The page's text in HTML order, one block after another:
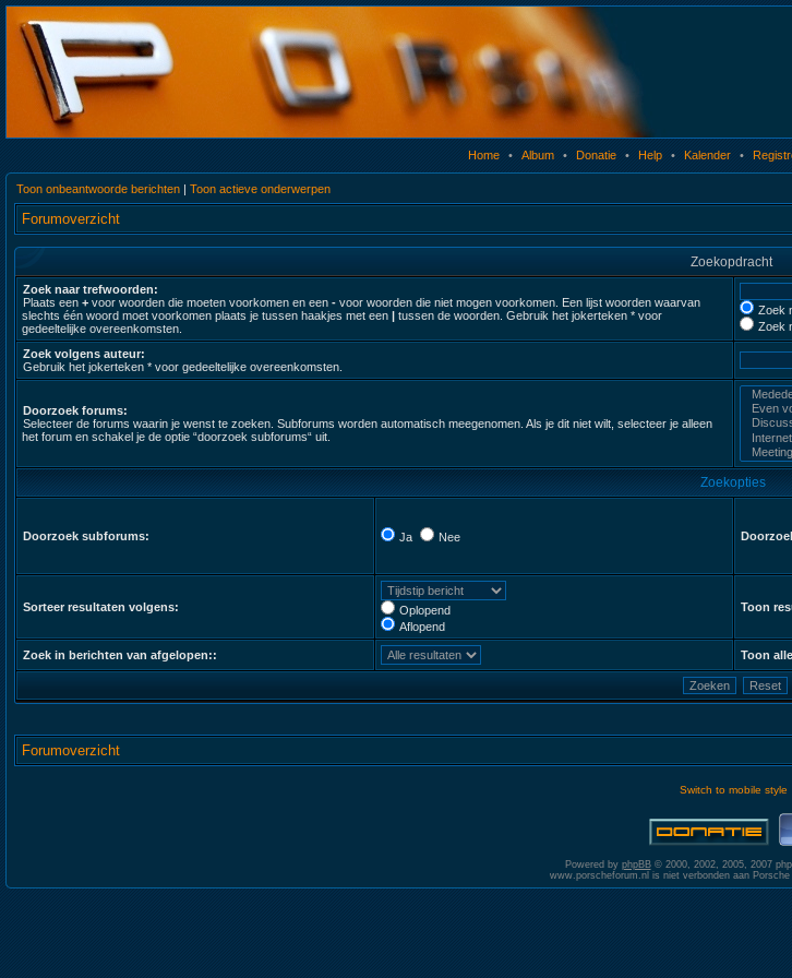
Home • Album • Donatie • Help • Kalender •
Toon onbeantwoorde berichten | Toon actieve onderwerpen
Forumoverzicht
Zoekopdracht
Zoek naar trefwoorden:
Plaats een + voor woorden die moeten voorkomen en een - voor woorden die niet mogen voorkomen. Een lijst woorden waarvan
slechts één woord moet voorkomen plaats je tussen haakjes met een | tussen de woorden. Gebruik het jokerteken * voor
gedeeltelijke overeenkomsten.
Zoek
Zoek
Zoek volgens auteur:
Gebruik het jokerteken * voor gedeeltelijke overeenkomsten.
Doorzoek forums:
Selecteer de forums waarin je wenst te zoeken. Subforums worden automatisch meegenomen. Als je dit niet wilt, selecteer je alleen
het forum en schakel je de optie “doorzoek subforums“ uit.
Zoekopties
Doorzoek subforums: Ja Nee
Sorteer resultaten volgens:
Oplopend
Aflopend
Toon
Zoek in berichten van afgelopen:: Toon
Forumoverzicht
Switch to mobile style
Powered by phpBB© 2000, 2002, 2005, 2007
www.porscheforum.nl is niet verbonden aan